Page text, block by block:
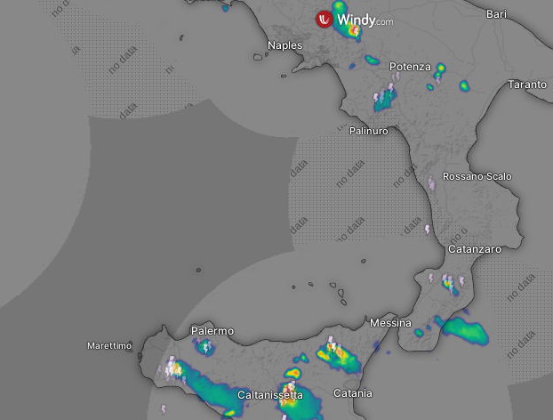
Palermo
Marettimo
Caltanissetta Catania
Messina
Rossano Scalo
Naples
Catanzaro
Palinuro
Potenza
Taranto
Bari